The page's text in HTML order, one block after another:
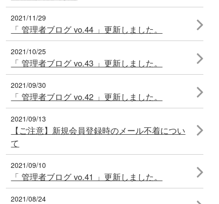
2021/11/29
「 管理者ブログ vo.44 」更新しました。
2021/10/25
「 管理者ブログ vo.43 」更新しました。
2021/09/30
「 管理者ブログ vo.42 」更新しました。
2021/09/13
【ご注意】新規会員登録時のメール不着につい
て
2021/09/10
「 管理者ブログ vo.41 」更新しました。
2021/08/24